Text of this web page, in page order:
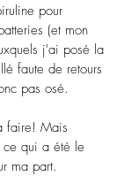
pour
(et mon
j'ai posé la
faute de retours
pas osé.
faire! Mais
ce qui a été le
ma part.